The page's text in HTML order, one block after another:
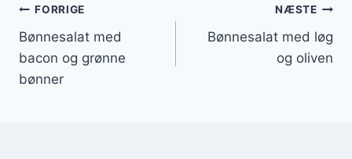
Indlægsnavigation
FORRIGE
Bønnesalat med
bacon og grønne
bønner
NÆSTE
Bønnesalat med løg
og oliven